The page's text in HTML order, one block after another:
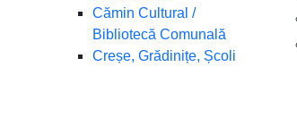
Cămin Cultural /
Bibliotecă Comunală
Creșe, Grădinițe, Școli